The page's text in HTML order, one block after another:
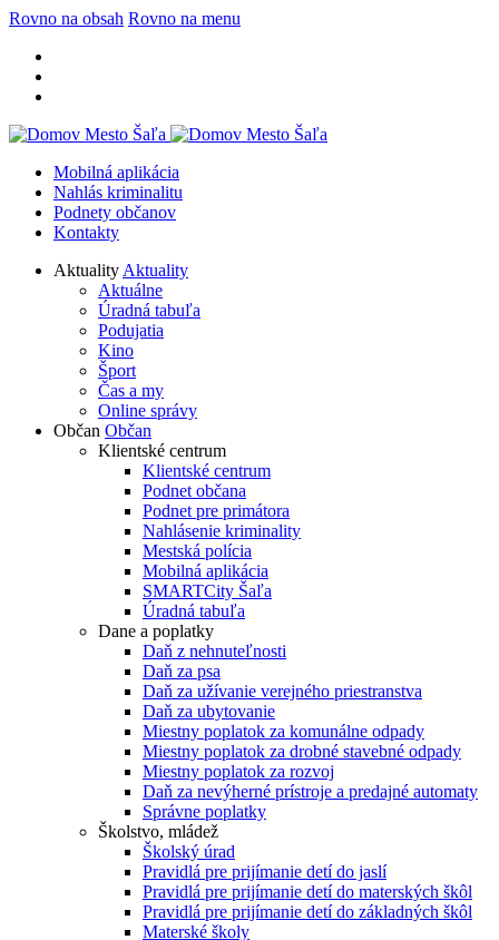
Rovno na obsah Rovno na menu
Mobilná aplikácia
Nahlás kriminalitu
Podnety občanov
Kontakty
Aktuality Aktuality
Aktuálne
Úradná tabuľa
Podujatia
Kino
Šport
Čas a my
Online správy
Občan Občan
Klientské centrum
Klientské centrum
Podnet občana
Podnet pre primátora
Nahlásenie kriminality
Mestská polícia
Mobilná aplikácia
SMARTCity Šaľa
Úradná tabuľa
Dane a poplatky
Daň z nehnuteľnosti
Daň za psa
Daň za užívanie verejného priestranstva
Daň za ubytovanie
Miestny poplatok za komunálne odpady
Miestny poplatok za drobné stavebné odpady
Miestny poplatok za rozvoj
Daň za nevýherné prístroje a predajné automaty
Správne poplatky
Školstvo, mládež
Školský úrad
Pravidlá pre prijímanie detí do jaslí
Pravidlá pre prijímanie detí do materských škôl
Pravidlá pre prijímanie detí do základných škôl
Materské školy